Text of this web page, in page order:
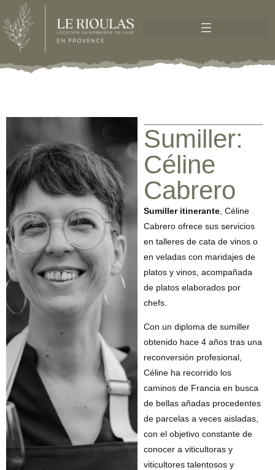
Sumiller:
Céline
Cabrero
Sumiller itinerante , Céline
Cabrero ofrece sus servicios
en talleres de cata de vinos o
en veladas con maridajes de
platos y vinos, acompañada
de platos elaborados por
chefs.
Con un diploma de sumiller
obtenido hace 4 años tras una
reconversión profesional,
Céline ha recorrido los
caminos de Francia en busca
de bellas añadas procedentes
de parcelas a veces aisladas,
con el objetivo constante de
conocer a viticultoras y
viticultores talentosos y